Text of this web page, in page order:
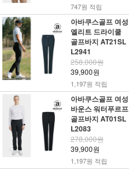
747원 적립
아바쿠스골프 여성
엘리트 드라이쿨
골프바지 AT21SL
L2941
258,000원
39,900원
1,197원 적립
아바쿠스골프 여성
바운스 워터푸르프
골프바지 AT01SL
L2083
278,000원
39,900원
1,197원 적립